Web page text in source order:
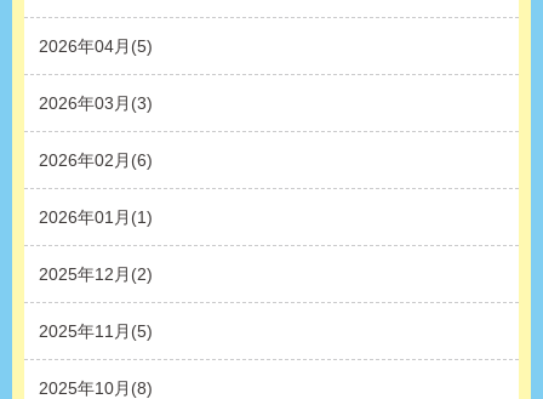
2026年04月(5)
2026年03月(3)
2026年02月(6)
2026年01月(1)
2025年12月(2)
2025年11月(5)
2025年10月(8)